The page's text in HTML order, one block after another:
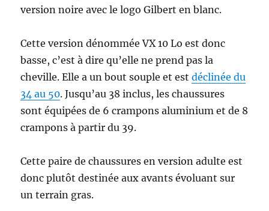
version noire avec le logo Gilbert en blanc.
Cette version dénommée VX 10 Lo est donc
basse, c’est à dire qu’elle ne prend pas la
cheville. Elle a un bout souple et estdéclinée du
34 au 50. Jusqu’au 38 inclus, les chaussures
sont équipées de 6 crampons aluminium et de 8
crampons à partir du 39.
Cette paire de chaussures en version adulte est
donc plutôt destinée aux avants évoluant sur
un terrain gras.